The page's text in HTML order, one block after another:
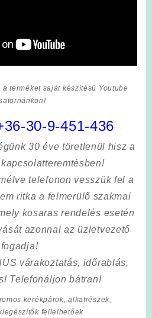
terméket saját készítésű Youtube
30-9-451-436
30 éve töretlenül hisz a
telefonon vesszük fel a
ritka a felmerülő szakmai
kosaras rendelés esetén
azonnal az üzletvezető
fogadja!
várakoztatás, időrablás,
Telefonáljon bátran!
kerékpárok, alkatrészek,
fellelhetőek